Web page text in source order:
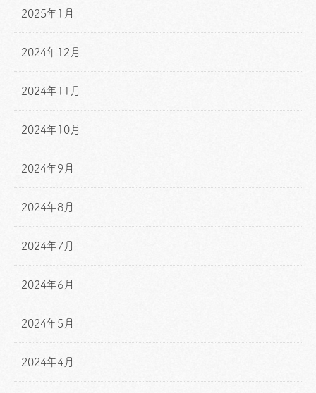
2025年1月
2024年12月
2024年11月
2024年10月
2024年9月
2024年8月
2024年7月
2024年6月
2024年5月
2024年4月